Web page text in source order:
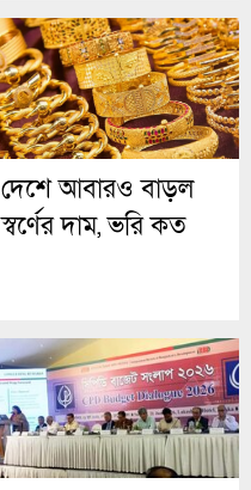
দেশে আবারও বাড়ল
স্বর্ণের দাম, ভরি কত